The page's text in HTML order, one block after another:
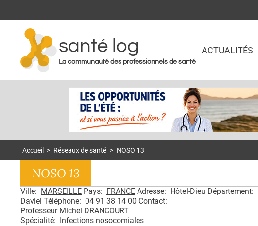
santé log
La communauté des professionnels de santé
ACTUALITÉS
Accueil > Réseaux de santé > NOSO 13
NOSO 13
Ville: MARSEILLE Pays: FRANCE Adresse: Hôtel-Dieu Département:
Daviel Téléphone: 04 91 38 14 00 Contact:
Professeur Michel DRANCOURT
Spécialité: Infections nosocomiales